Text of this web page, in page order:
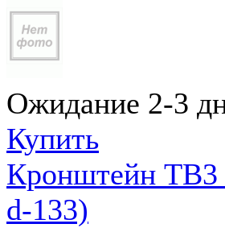
Ожидание 2-3
Купить
Кронштейн ТВ3
d-133)